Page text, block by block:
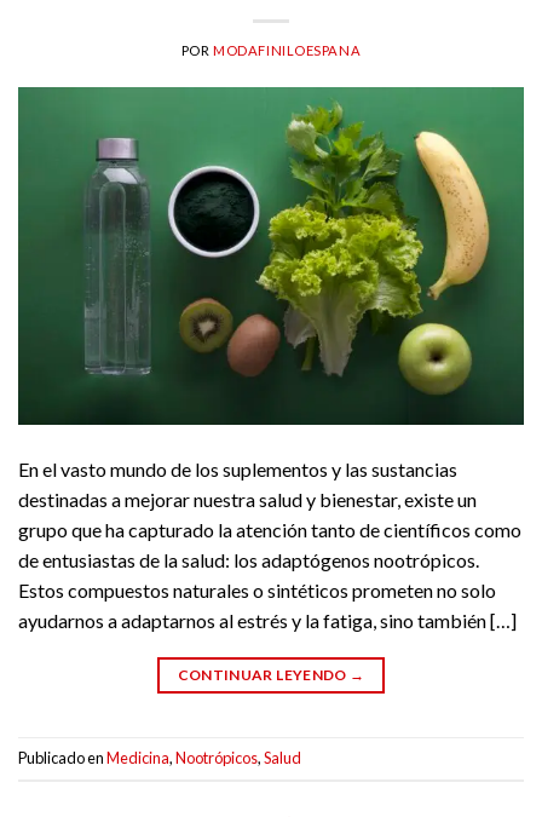
PORMODAFINILOESPANA
En el vasto mundo de los suplementos y las sustancias
destinadas a mejorar nuestra salud y bienestar, existe un
grupo que ha capturado la atención tanto de científicos como
de entusiastas de la salud: los adaptógenos nootrópicos.
Estos compuestos naturales o sintéticos prometen no solo
ayudarnos a adaptarnos al estrés y la fatiga, sino también […]
CONTINUAR LEYENDO →
Publicado enMedicina,Nootrópicos,Salud